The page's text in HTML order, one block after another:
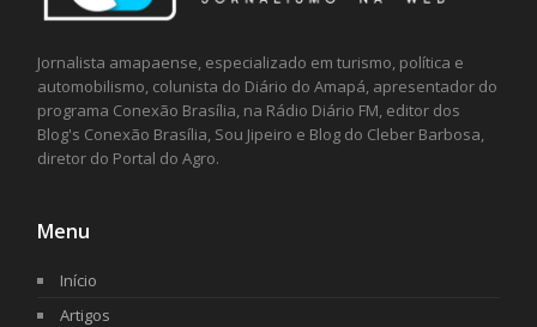
Jornalista amapaense, especializado em turismo, política e
automobilismo, colunista do Diário do Amapá, apresentador do
programa Conexão Brasília, na Rádio Diário FM, editor dos
Blog's Conexão Brasília, Sou Jipeiro e Blog do Cleber Barbosa,
diretor do Portal do Agro.
Menu
Início
Artigos